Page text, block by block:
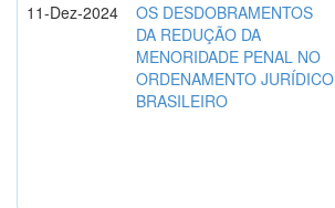
11-Dez-2024
OS DESDOBRAMENTOS
DA REDUÇÃO DA
MENORIDADE PENAL NO
ORDENAMENTO JURÍDICO
BRASILEIRO